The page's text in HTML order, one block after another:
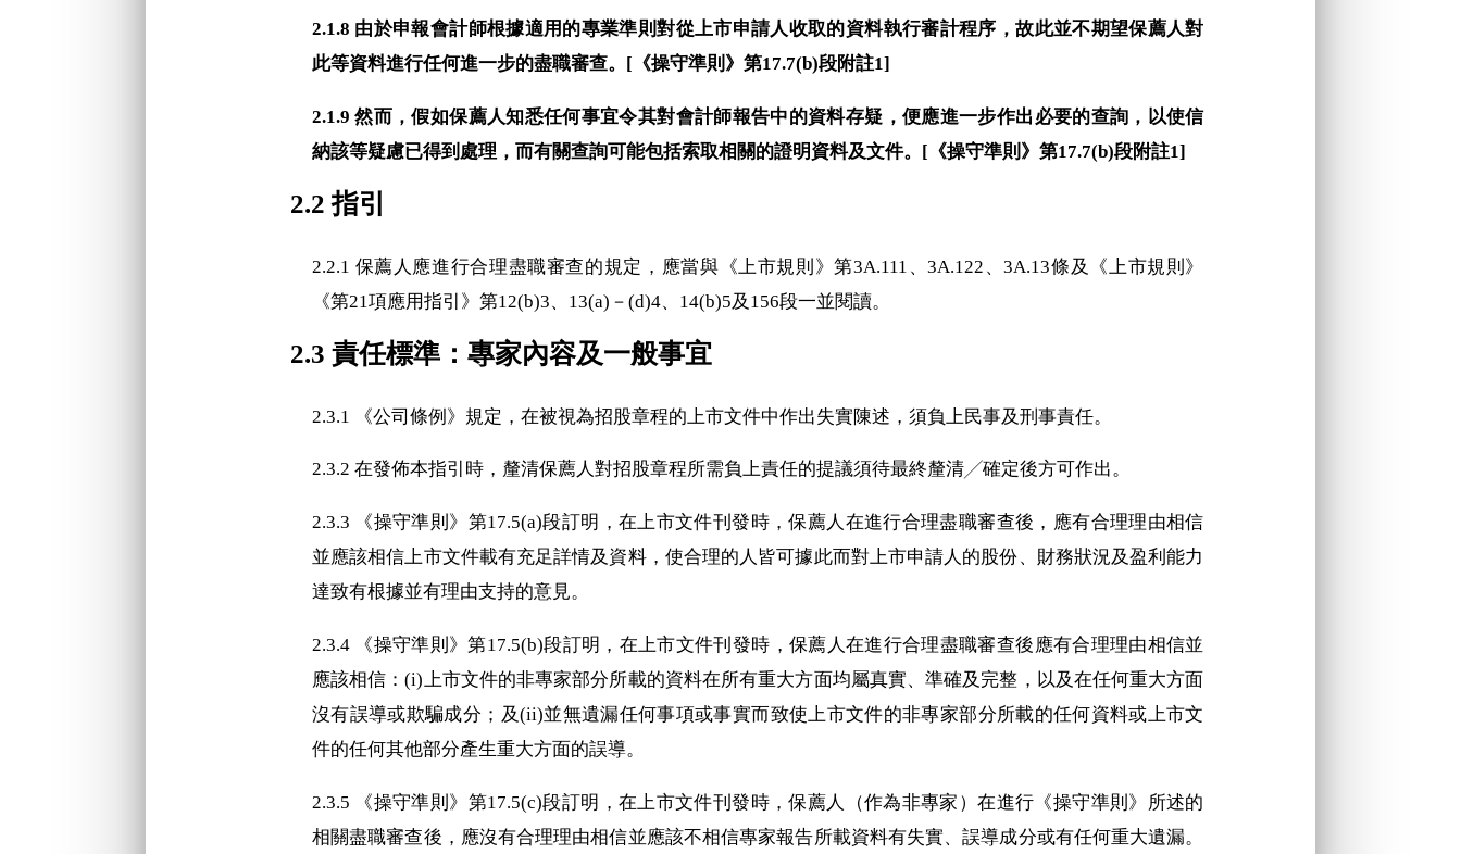
2.1.8 由於申報會計師根據適用的專業準則對從上市申請人收取的資料執行審計程序，故此並不期望保薦人對
此等資料進行任何進一步的盡職審查。[《操守準則》第17.7(b)段附註1]
2.1.9 然而，假如保薦人知悉任何事宜令其對會計師報告中的資料存疑，便應進一步作出必要的查詢，以使信
納該等疑慮已得到處理，而有關查詢可能包括索取相關的證明資料及文件。[《操守準則》第17.7(b)段附註1]
2.2 指引
2.2.1 保薦人應進行合理盡職審查的規定，應當與《上市規則》第3A.111 、3A.122 、3A.13條及《上市規則》
《第21項應用指引》第12(b)3、13(a)－(d)4、14(b)5及156段一並閱讀。
2.3 責任標準：專家內容及一般事宜
2.3.1 《公司條例》規定，在被視為招股章程的上市文件中作出失實陳述，須負上民事及刑事責任。
2.3.2 在發佈本指引時，釐清保薦人對招股章程所需負上責任的提議須待最終釐清╱確定後方可作出。
2.3.3 《操守準則》第17.5(a)段訂明，在上市文件刊發時，保薦人在進行合理盡職審查後，應有合理理由相信
並應該相信上市文件載有充足詳情及資料，使合理的人皆可據此而對上市申請人的股份、財務狀況及盈利能力
達致有根據並有理由支持的意見。
2.3.4 《操守準則》第17.5(b)段訂明，在上市文件刊發時，保薦人在進行合理盡職審查後應有合理理由相信並
應該相信：(i)上市文件的非專家部分所載的資料在所有重大方面均屬真實、準確及完整，以及在任何重大方面
沒有誤導或欺騙成分；及(ii)並無遺漏任何事項或事實而致使上市文件的非專家部分所載的任何資料或上市文
件的任何其他部分產生重大方面的誤導。
2.3.5 《操守準則》第17.5(c)段訂明，在上市文件刊發時，保薦人（作為非專家）在進行《操守準則》所述的
相關盡職審查後，應沒有合理理由相信並應該不相信專家報告所載資料有失實、誤導成分或有任何重大遺漏。